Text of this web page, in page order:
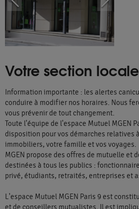
Votre section locale
Information importante : les alertes
conduire à modifier nos horaires. Nous
vous prévenir de tout changement.
Toute l'équipe de l'espace Mutuel MGEN
disposition pour vos démarches relatives
immobiliers, votre famille et vos voyages.
MGEN propose des offres de mutuelle et
destinées à tous les publics :
privé, étudiants, retraités, entreprises et
L'espace Mutuel MGEN Paris 9 est
et de conseillers mutualistes. Il est